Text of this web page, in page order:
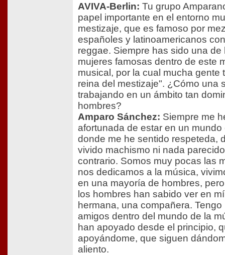
AVIVA-Berlin: Tu grupo
papel importante en el entorno
mestizaje, que es famoso por
españoles y latinoamericanos
reggae. Siempre has sido una de
mujeres famosas dentro de este
musical, por la cual mucha gente
reina del mestizaje". ¿Cómo una
trabajando en un ámbito tan
hombres?
Amparo Sánchez: Siempre me
afortunada de estar en un mundo
donde me he sentido respeteda,
vivido machismo ni nada
contrario. Somos muy pocas las
nos dedicamos a la música,
en una mayoría de hombres,
los hombres han sabido ver en
hermana, una compañera.
amigos dentro del mundo de la
han apoyado desde el principio,
apoyándome, que siguen
aliento.